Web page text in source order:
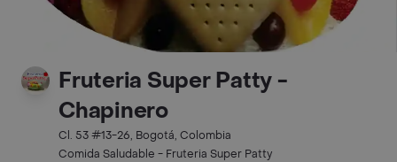
Fruteria Super Patty -
Chapinero
Cl. 53 #13-26, Bogotá, Colombia
Comida Saludable - Fruteria Super Patty